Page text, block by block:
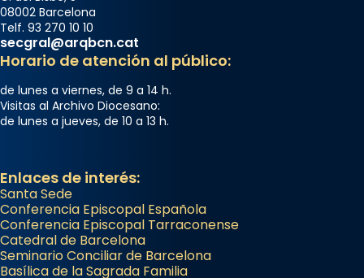
08002 Barcelona
Telf. 93 270 10 10
secgral@arqbcn.cat
Horario de atención al público:
de lunes a viernes, de 9 a 14 h.
Visitas al Archivo Diocesano:
de lunes a jueves, de 10 a 13 h.
Enlaces de interés:
Santa Sede
Conferencia Episcopal Española
Conferencia Episcopal Tarraconense
Catedral de Barcelona
Seminario Conciliar de Barcelona
Basílica de la Sagrada Familia